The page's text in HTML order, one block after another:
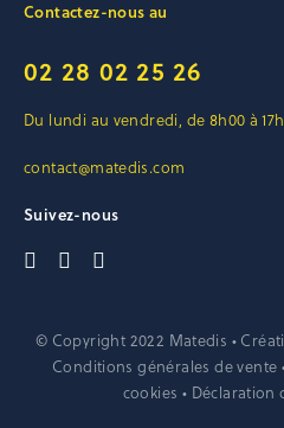
Contactez-nous au
02 28 02 25 26
Du lundi au vendredi, de 8h00 à
contact@matedis.com
Suivez-nous
© Copyright 2022 Matedis •
Conditions générales de vente
cookies • Déclaration